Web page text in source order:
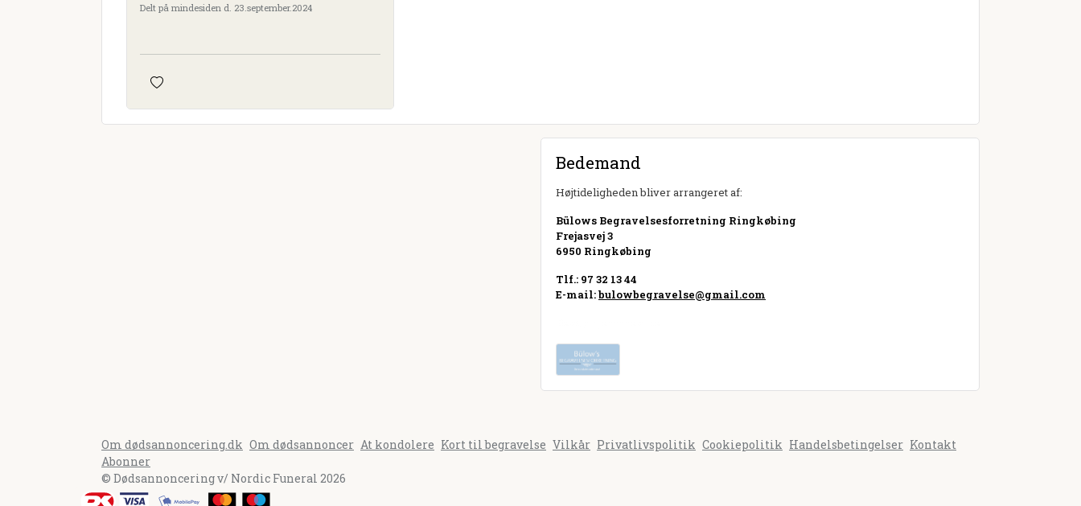
Delt på mindesiden d. 23.september.2024
Bedemand
Højtideligheden bliver arrangeret af:
Bülows Begravelsesforretning Ringkøbing
Frejasvej 3
6950 Ringkøbing
Tlf.: 97 32 13 44
E-mail:bulowbegravelse@gmail.com
Om dødsannoncering.dk Om dødsannoncer At kondolere Kort til begravelse Vilkår Privatlivspolitik Cookiepolitik Handelsbetingelser Kontakt
Abonner
© Dødsannoncering v/ Nordic Funeral 2026